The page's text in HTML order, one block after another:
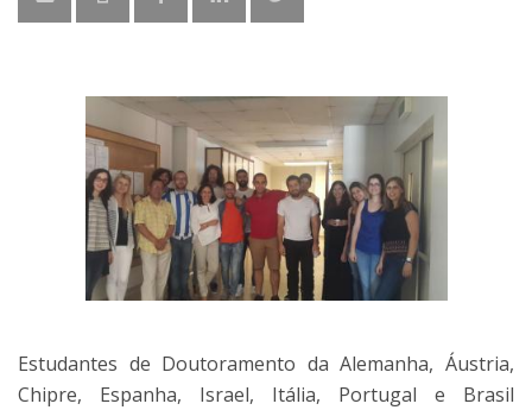
Estudantes de Doutoramento da Alemanha, Áustria,
Chipre, Espanha, Israel, Itália, Portugal e Brasil